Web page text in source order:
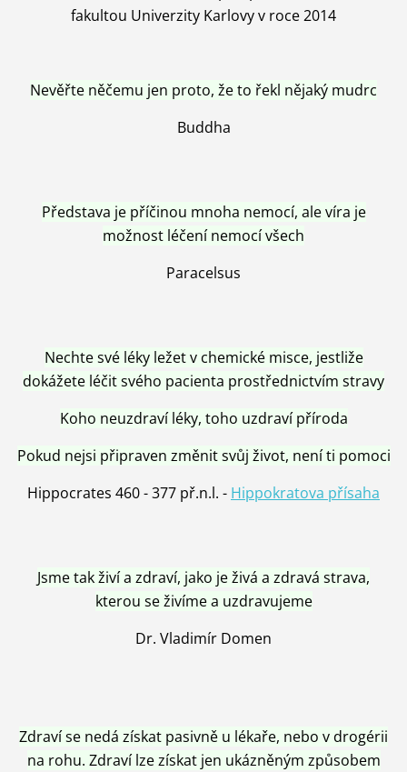
fakultou Univerzity Karlovy v roce 2014
Nevěřte něčemu jen proto, že to řekl nějaký mudrc
Buddha
Představa je příčinou mnoha nemocí, ale víra je
možnost léčení nemocí všech
Paracelsus
Nechte své léky ležet v chemické misce, jestliže
dokážete léčit svého pacienta prostřednictvím stravy
Koho neuzdraví léky, toho uzdraví příroda
Pokud nejsi připraven změnit svůj život, není ti pomoci
Hippocrates 460 - 377 př.n.l. - Hippokratova přísaha
Jsme tak živí a zdraví, jako je živá a zdravá strava,
kterou se živíme a uzdravujeme
Dr. Vladimír Domen
Zdraví se nedá získat pasivně u lékaře, nebo v drogérii
na rohu. Zdraví lze získat jen ukázněným způsobem